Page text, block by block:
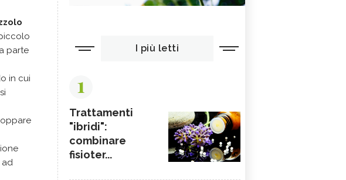
parte
in cui
ad
I più letti
1
Trattamenti
"ibridi":
combinare
fisioter...